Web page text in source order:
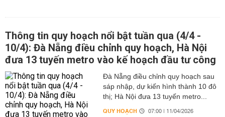
Thông tin quy hoạch nổi bật tuần qua (4/4 -
10/4): Đà Nẵng điều chỉnh quy hoạch, Hà Nội
đưa 13 tuyến metro vào kế hoạch đầu tư công
Đà Nẵng điều chỉnh quy hoạch sau
sáp nhập, dự kiến hình thành 10 đô
thị; Hà Nội đưa 13 tuyến metro...
QUY HOẠCH 07:00 | 11/04/2026